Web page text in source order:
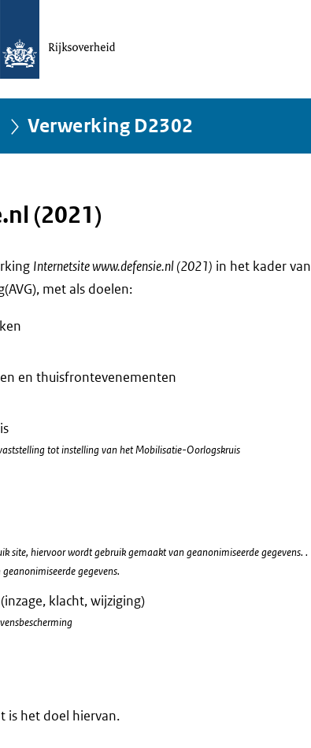
Verwerking D2302
(2021)
Internetsite www.defensie.nl (2021) in het kader van
met als doelen:
en thuisfrontevenementen
tot instelling van het Mobilisatie-Oorlogskruis
site, hiervoor wordt gebruik gemaakt van geanonimiseerde gegevens. .
gegevens.
klacht, wijziging)
is het doel hiervan.